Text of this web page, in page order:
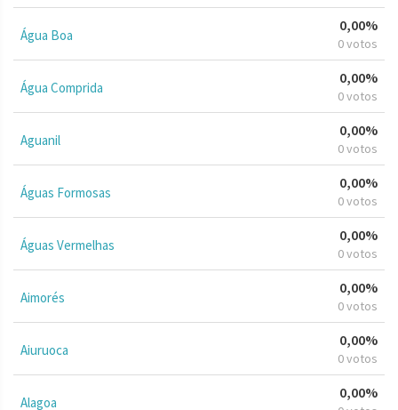
Água Boa
0,00%
0 votos
Água Comprida
0,00%
0 votos
Aguanil
0,00%
0 votos
Águas Formosas
0,00%
0 votos
Águas Vermelhas
0,00%
0 votos
Aimorés
0,00%
0 votos
Aiuruoca
0,00%
0 votos
Alagoa
0,00%